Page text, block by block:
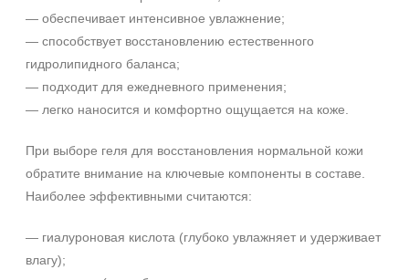
Веки
Декольте
Лицо
Показать еще
1 шт
Ингредиенты
— обеспечивает интенсивное увлажнение;
— способствует восстановлению естественного
гидролипидного баланса;
— подходит для ежедневного применения;
— легко наносится и комфортно ощущается на коже.
При выборе геля для восстановления нормальной кожи
обратите внимание на ключевые компоненты в составе.
Наиболее эффективными считаются:
— гиалуроновая кислота (глубоко увлажняет и удерживает
влагу);
+7 (495) 640-58-89